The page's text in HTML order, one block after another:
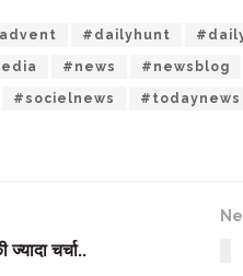
#dailyhunt
#news #newsblog
#socielnews #todaynews
चर्चा..